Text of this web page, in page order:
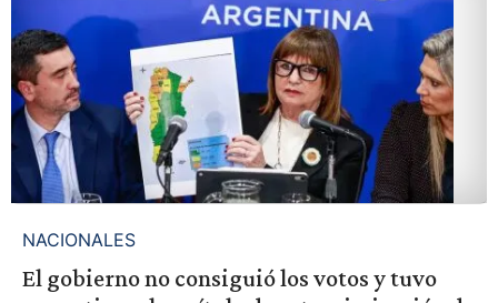
NACIONALES
El gobierno no consiguió los votos y tuvo